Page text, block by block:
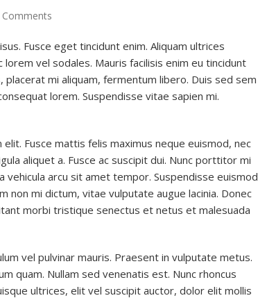
Comments
Fusce eget tincidunt enim. Aliquam ultrices
vel sodales. Mauris facilisis enim eu tincidunt
mi aliquam, fermentum libero. Duis sed sem
lorem. Suspendisse vitae sapien mi.
Fusce mattis felis maximus neque euismod, nec
aliquet a. Fusce ac suscipit dui. Nunc porttitor mi
vehicula arcu sit amet tempor. Suspendisse euismod
non mi dictum, vitae vulputate augue lacinia. Donec
morbi tristique senectus et netus et malesuada
vel pulvinar mauris. Praesent in vulputate metus.
quam. Nullam sed venenatis est. Nunc rhoncus
ultrices, elit vel suscipit auctor, dolor elit mollis